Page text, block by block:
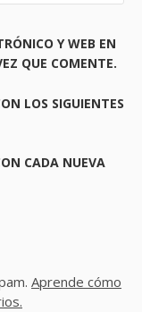
Y WEB EN
QUE COMENTE.
LOS SIGUIENTES
CADA NUEVA
Aprende cómo